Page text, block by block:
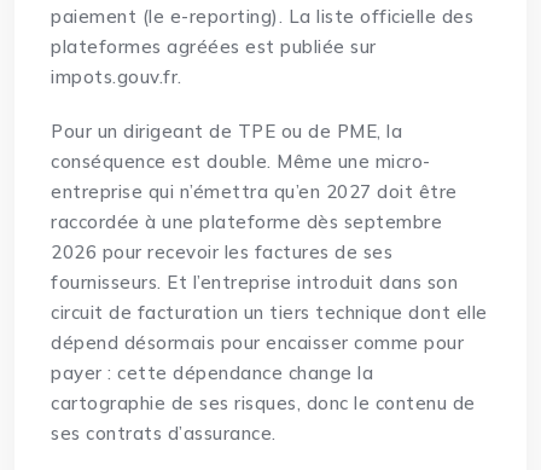
paiement (le e-reporting). La liste officielle des
plateformes agréées est publiée sur
impots.gouv.fr.
Pour un dirigeant de TPE ou de PME, la
conséquence est double. Même une micro-
entreprise qui n’émettra qu’en 2027 doit être
raccordée à une plateforme dès septembre
2026 pour recevoir les factures de ses
fournisseurs. Et l’entreprise introduit dans son
circuit de facturation un tiers technique dont elle
dépend désormais pour encaisser comme pour
payer : cette dépendance change la
cartographie de ses risques, donc le contenu de
ses contrats d’assurance.